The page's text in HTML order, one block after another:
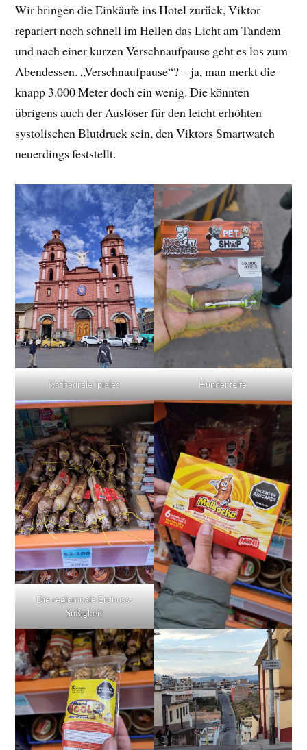
Wir bringen die Einkäufe ins Hotel zurück, Viktor
repariert noch schnell im Hellen das Licht am Tandem
und nach einer kurzen Verschnaufpause geht es los zum
Abendessen. „Verschnaufpause“? – ja, man merkt die
knapp 3.000 Meter doch ein wenig. Die könnten
übrigens auch der Auslöser für den leicht erhöhten
systolischen Blutdruck sein, den Viktors Smartwatch
neuerdings feststellt.
Kathedrale Ipiales Hundepfeife
Die regiomnale Erdnuss-
Süßigkeit